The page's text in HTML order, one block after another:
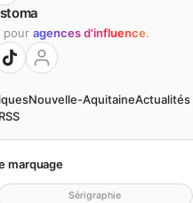
pour agences d'influence.
Nouvelle-AquitaineActualités
RSS
marquage
Sérigraphie